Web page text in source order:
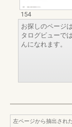
154
お探しのページ
タログビューで
んになれます。
左ページから抽出され